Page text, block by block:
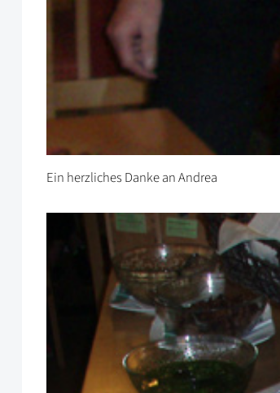
Ein herzliches Danke an Andrea